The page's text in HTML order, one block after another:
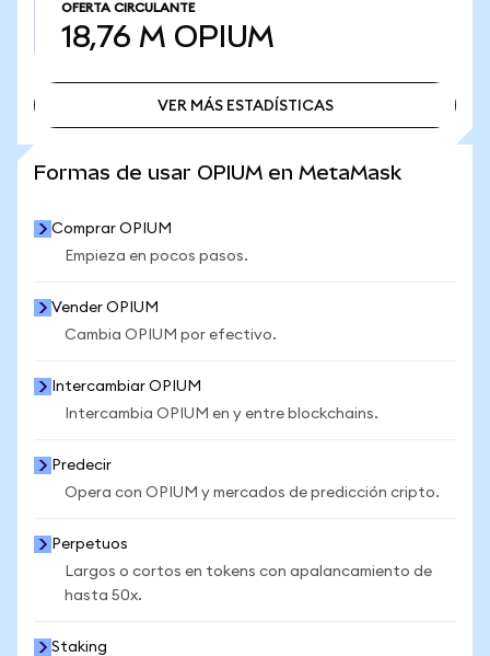
OFERTA CIRCULANTE
18,76 M OPIUM
VER MÁS ESTADÍSTICAS
Formas de usar OPIUM en MetaMask
Comprar OPIUM
Empieza en pocos pasos.
Vender OPIUM
Cambia OPIUM por efectivo.
Intercambiar OPIUM
Intercambia OPIUM en y entre blockchains.
Predecir
Opera con OPIUM y mercados de predicción cripto.
Perpetuos
Largos o cortos en tokens con apalancamiento de
hasta 50x.
Staking